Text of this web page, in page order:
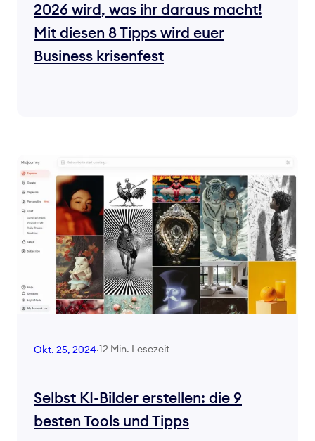
2026 wird, was ihr daraus macht!
Mit diesen 8 Tipps wird euer
Business krisenfest
Okt. 25, 2024·12 Min. Lesezeit
Selbst KI-Bilder erstellen: die 9
besten Tools und Tipps